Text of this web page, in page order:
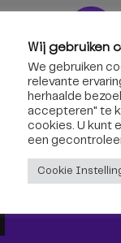
ons!
Tilburg niet
via social media!
Wij gebruiken
We gebruiken
relevante
herhaalde
accepteren" te
cookies. U kunt
een
Cookie